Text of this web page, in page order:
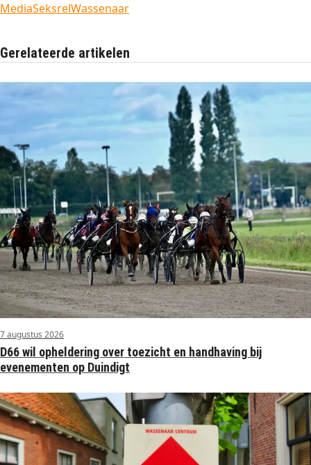
MediaSeksrelWassenaar
Gerelateerde artikelen
7 augustus 2026
D66 wil opheldering over toezicht en handhaving bij
evenementen op Duindigt